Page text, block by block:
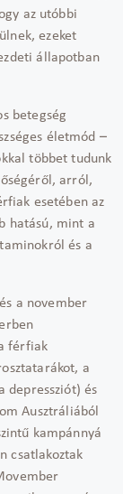
az utóbbi
ezeket
állapotban
betegség
életmód –
többet tudunk
arról,
esetében az
hatású, mint a
és a
a november
férfiak
a
depressziót) és
Ausztráliából
kampánnyá
csatlakoztak